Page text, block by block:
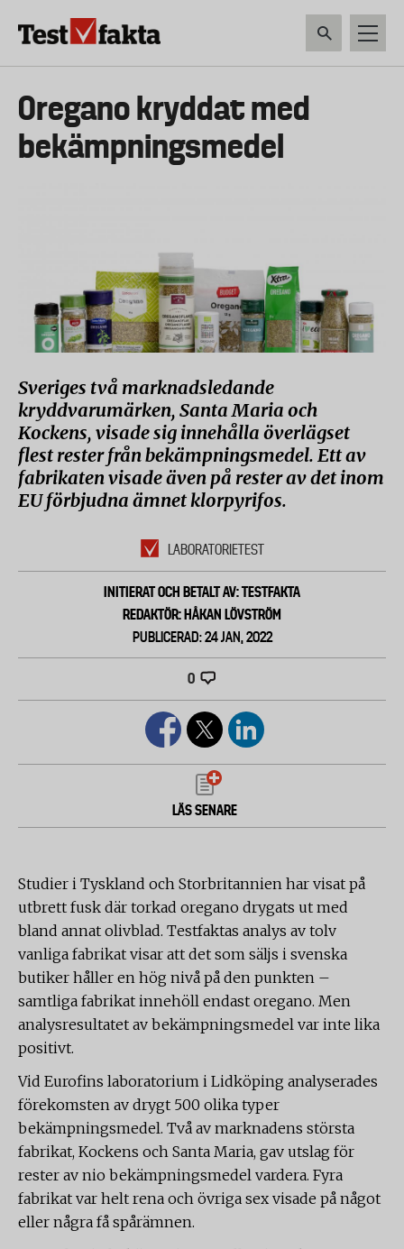
Huvudmeny
ny
Oregano kryddat med
bekämpningsmedel
Sveriges två marknadsledande
kryddvarumärken, Santa Maria och
Kockens, visade sig innehålla överlägset
flest rester från bekämpningsmedel. Ett av
fabrikaten visade även på rester av det inom
EU förbjudna ämnet klorpyrifos.
LABORATORIETEST
INITIERAT OCH BETALT AV: TESTFAKTA
REDAKTÖR: HÅKAN LÖVSTRÖM
PUBLICERAD: 24 JAN, 2022
0
LÄS SENARE
Studier i Tyskland och Storbritannien har visat på
utbrett fusk där torkad oregano drygats ut med
bland annat olivblad. Testfaktas analys av tolv
vanliga fabrikat visar att det som säljs i svenska
butiker håller en hög nivå på den punkten –
samtliga fabrikat innehöll endast oregano. Men
analysresultatet av bekämpningsmedel var inte lika
positivt.
Vid Eurofins laboratorium i Lidköping analyserades
förekomsten av drygt 500 olika typer
bekämpningsmedel. Två av marknadens största
fabrikat, Kockens och Santa Maria, gav utslag för
rester av nio bekämpningsmedel vardera. Fyra
fabrikat var helt rena och övriga sex visade på något
eller några få spårämnen.